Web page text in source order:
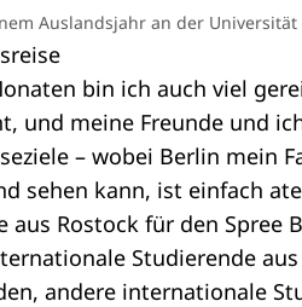
Auslandsjahr an der Universität
bin ich auch viel
und meine Freunde und
– wobei Berlin mein
sehen kann, ist einfach
aus Rostock für den
Studierende
andere internationale